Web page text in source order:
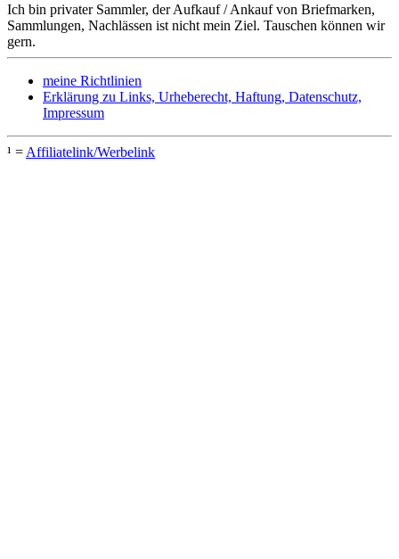
Ich bin privater Sammler, der Aufkauf / Ankauf von Briefmarken,
Sammlungen, Nachlässen ist nicht mein Ziel. Tauschen können wir
gern.
meine Richtlinien
Erklärung zu Links, Urheberecht, Haftung, Datenschutz,
Impressum
¹ = Affiliatelink/Werbelink